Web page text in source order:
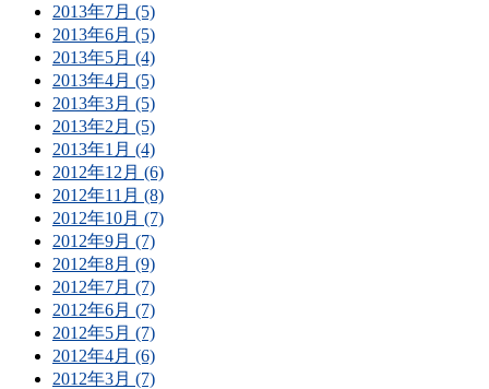
2013年7月 (5)
2013年6月 (5)
2013年5月 (4)
2013年4月 (5)
2013年3月 (5)
2013年2月 (5)
2013年1月 (4)
2012年12月 (6)
2012年11月 (8)
2012年10月 (7)
2012年9月 (7)
2012年8月 (9)
2012年7月 (7)
2012年6月 (7)
2012年5月 (7)
2012年4月 (6)
2012年3月 (7)